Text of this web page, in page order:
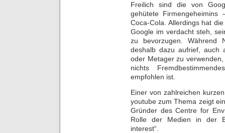
Freilich sind die von
gehütete
Coca-Cola. Allerdings hat
Google im verdacht steh,
zu bevorzugen. Während
deshalb dazu aufrief, auch
oder Metager zu
nichts
empfohlen ist.
Einer von zahlreichen
youtube zum Thema zeigt
Gründer des Centre for
Rolle der Medien in der
interest“.